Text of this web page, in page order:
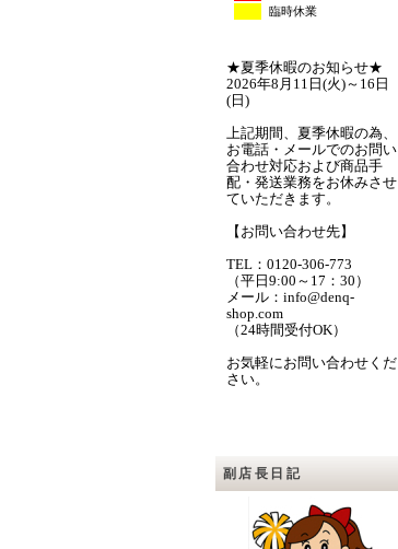
臨時休業
★夏季休暇のお知らせ★
2026年8月11日(火)～16日
(日)
上記期間、夏季休暇の為、
お電話・メールでのお問い
合わせ対応および商品手
配・発送業務をお休みさせ
ていただきます。
【お問い合わせ先】
TEL：0120-306-773
（平日9:00～17：30）
メール：info@denq-
shop.com
（24時間受付OK）
お気軽にお問い合わせくだ
さい。
副店長日記